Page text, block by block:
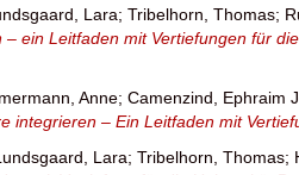
Lara; Tribelhorn, Thomas;
ein Leitfaden mit Vertiefungen für
Anne; Camenzind, Ephraim
integrieren – Ein Leitfaden mit
Lara; Tribelhorn, Thomas;